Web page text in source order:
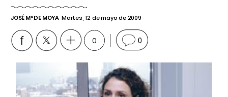
JOSÉ Mª DE MOYA Martes, 12 de mayo de 2009
0 0